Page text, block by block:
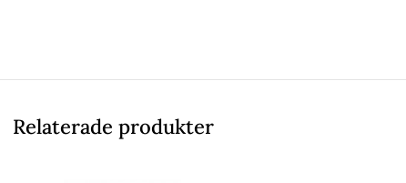
Relaterade produkter